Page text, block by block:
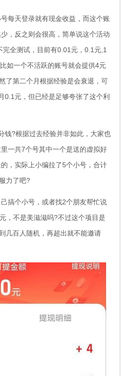
每天登录就有现金收益，而这个账
，反之则会很高，简单说这个活动
全测试，目前有0.01元，0.1元,1
如一个不活跃的账号就会提供4元
了第二个月根据经验是会衰退，可
0.1元，但已经是足够夸张了这个利
钱?根据过去经验并非如此，大家也
一共7个号其中一个是送的虚拟好
，实际上小编拉了5个小号，合计
力了吧?
搞个小号，或者找2个朋友帮忙说
，不是美滋滋吗?不过这个项目是
几百人随机，再超出就不能邀请